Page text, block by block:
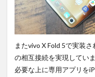
またvivo X Fold 5で実装
の相互接続を実現してい
必要な上に専用アプリを